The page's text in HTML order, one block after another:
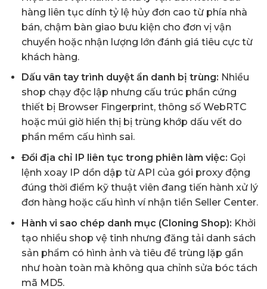
hàng liên tục dính tỷ lệ hủy đơn cao từ phía nhà
bán, chậm bàn giao bưu kiện cho đơn vị vận
chuyển hoặc nhận lượng lớn đánh giá tiêu cực từ
khách hàng.
Dấu vân tay trình duyệt ẩn danh bị trùng: Nhiều
shop chạy độc lập nhưng cấu trúc phần cứng
thiết bị Browser Fingerprint, thông số WebRTC
hoặc múi giờ hiển thị bị trùng khớp dấu vết do
phần mềm cấu hình sai.
Đổi địa chỉ IP liên tục trong phiên làm việc: Gọi
lệnh xoay IP dồn dập từ API của gói proxy động
đúng thời điểm kỹ thuật viên đang tiến hành xử lý
đơn hàng hoặc cấu hình ví nhận tiền Seller Center.
Hành vi sao chép danh mục (Cloning Shop): Khởi
tạo nhiều shop vệ tinh nhưng đăng tải danh sách
sản phẩm có hình ảnh và tiêu đề trùng lặp gần
như hoàn toàn mà không qua chỉnh sửa bóc tách
mã MD5.